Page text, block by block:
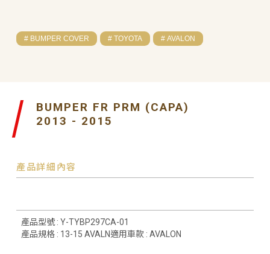
# BUMPER COVER # TOYOTA # AVALON
BUMPER FR PRM (CAPA)
2013 - 2015
產品詳細內容
產品型號 : Y-TYBP297CA-01
產品規格 : 13-15 AVALN適用車款 : AVALON